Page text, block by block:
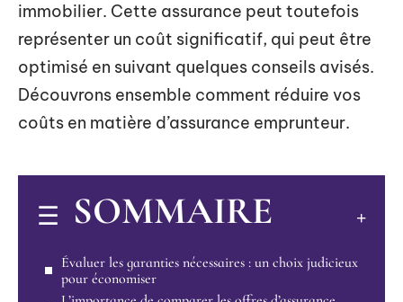
immobilier. Cette assurance peut toutefois
représenter un coût significatif, qui peut être
optimisé en suivant quelques conseils avisés.
Découvrons ensemble comment réduire vos
coûts en matière d’assurance emprunteur.
SOMMAIRE
Évaluer les garanties nécessaires : un choix judicieux
pour économiser